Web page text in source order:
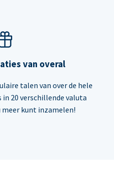
van overal
talen van over de hele
20 verschillende valuta
kunt inzamelen!